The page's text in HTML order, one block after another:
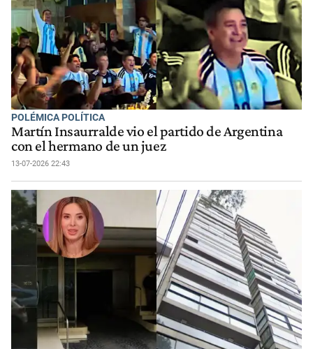
POLÉMICA POLÍTICA
Martín Insaurralde vio el partido de Argentina
con el hermano de un juez
13-07-2026 22:43